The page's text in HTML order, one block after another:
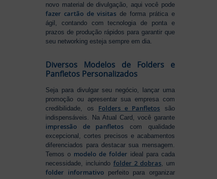
novo material de divulgação, aqui você pode
fazer cartão de visitas de forma prática e
ágil, contando com tecnologia de ponta e
prazos de produção rápidos para garantir que
seu networking esteja sempre em dia.
Diversos Modelos de Folders e
Panfletos Personalizados
Seja para divulgar seu negócio, lançar uma
promoção ou apresentar sua empresa com
credibilidade, os Folders e Panfletos são
indispensáveis. Na Atual Card, você garante
impressão de panfletos com qualidade
excepcional, cortes precisos e acabamentos
diferenciados para destacar sua mensagem.
Temos o modelo de folder ideal para cada
necessidade, incluindofolder 2 dobras, um
folder informativo perfeito para organizar